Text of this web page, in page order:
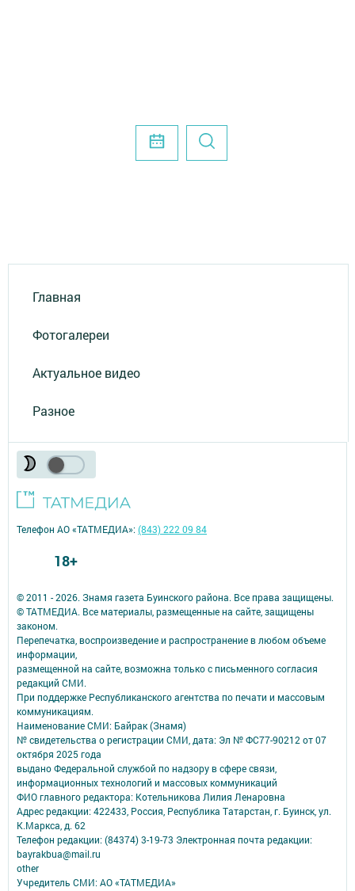
Главная
Фотогалереи
Актуальное видео
Разное
© 2011 - 2026. Знамя газета Буинского района. Все права защищены.
© ТАТМЕДИА. Все материалы, размещенные на сайте, защищены
законом.
Перепечатка, воспроизведение и распространение в любом объеме
информации,
размещенной на сайте, возможна только с письменного согласия
редакций СМИ.
При поддержке Республиканского агентства по печати и массовым
коммуникациям.
Наименование СМИ: Байрак (Знамя)
№ свидетельства о регистрации СМИ, дата: Эл № ФС77-90212 от 07
октября 2025 года
выдано Федеральной службой по надзору в сфере связи,
информационных технологий и массовых коммуникаций
ФИО главного редактора: Котельникова Лилия Ленаровна
Адрес редакции: 422433, Россия, Республика Татарстан, г. Буинск, ул.
К.Маркса, д. 62
Телефон редакции: (84374) 3-19-73 Электронная почта редакции:
bayrakbua@mail.ru
other
Учредитель СМИ: АО «ТАТМЕДИА»
Телефон АО «ТАТМЕДИА»:(843) 222 09 84
18+